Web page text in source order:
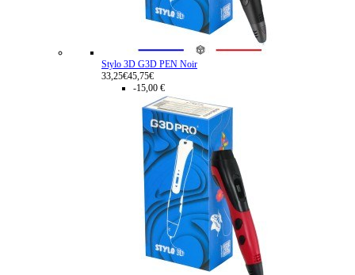
Stylo 3D G3D PEN Noir
33,25€45,75€
-15,00 €